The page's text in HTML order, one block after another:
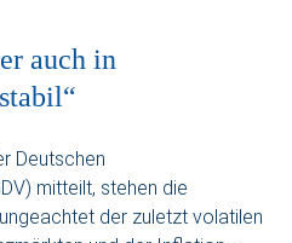
auch in
Deutschen
mitteilt, stehen die
der zuletzt volatilen